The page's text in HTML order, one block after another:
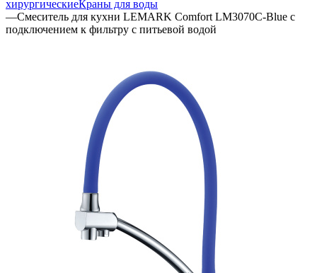
хирургическиеКраны для воды
—Смеситель для кухни LEMARK Comfort LM3070C-Blue с
подключением к фильтру с питьевой водой